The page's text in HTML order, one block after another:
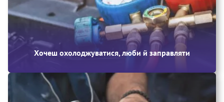
Хочеш охолоджуватися, люби й заправляти